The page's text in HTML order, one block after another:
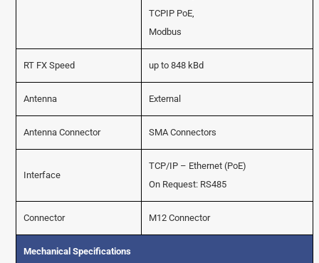
TCPIP PoE,
Modbus
RT FX Speed up to 848 kBd
Antenna External
Antenna Connector SMA Connectors
Interface
TCP/IP – Ethernet (PoE)
On Request: RS485
Connector M12 Connector
Mechanical Specifications